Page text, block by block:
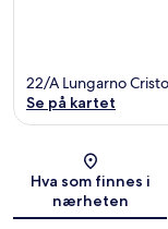
22/A Lungarno
Se på kartet
Hva som finnes i
nærheten